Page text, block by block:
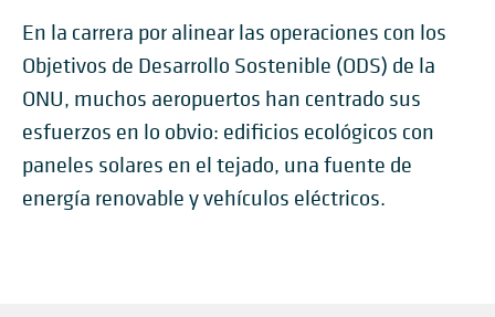
En la carrera por alinear las operaciones con los
Objetivos de Desarrollo Sostenible (ODS) de la
ONU, muchos aeropuertos han centrado sus
esfuerzos en lo obvio: edificios ecológicos con
paneles solares en el tejado, una fuente de
energía renovable y vehículos eléctricos.